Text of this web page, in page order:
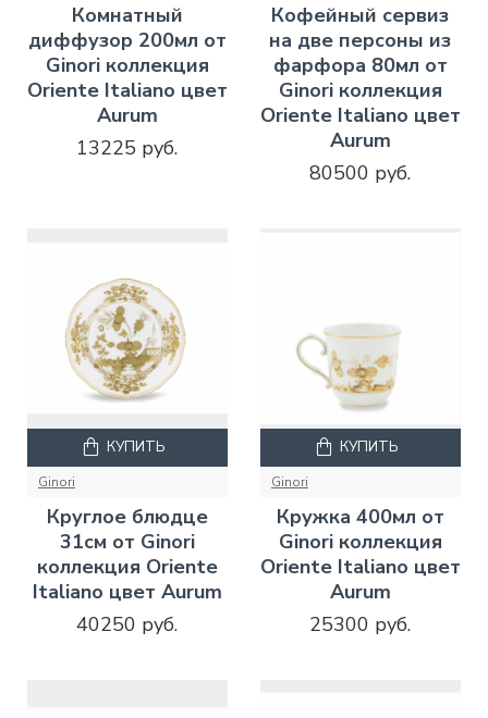
Комнатный
диффузор 200мл от
Ginori коллекция
Oriente Italiano цвет
Aurum
13225 руб.
Кофейный сервиз
на две персоны из
фарфора 80мл от
Ginori коллекция
Oriente Italiano цвет
Aurum
80500 руб.
Ginori
Круглое блюдце
31см от Ginori
коллекция Oriente
Italiano цвет Aurum
40250 руб.
КУПИТЬ
Ginori
Кружка 400мл от
Ginori коллекция
Oriente Italiano цвет
Aurum
25300 руб.
КУПИТЬ